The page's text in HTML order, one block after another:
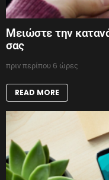
Μειώστε την
σας
πριν περίπου 6 ώρες
READ MORE